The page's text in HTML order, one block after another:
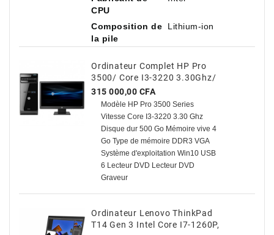
CPU
Composition de
la pile
Lithium-ion
Ordinateur Complet HP Pro
3500/ Core I3-3220 3.30Ghz/
500 Go HDD / 4 Go Avec TVA
Prix
315 000,00 CFA
Modèle HP Pro 3500 Series
Vitesse Core I3-3220 3.30 Ghz
Disque dur 500 Go Mémoire vive 4
Go Type de mémoire DDR3 VGA
Système d'exploitation Win10 USB
6 Lecteur DVD Lecteur DVD
Graveur
Ordinateur Lenovo ThinkPad
T14 Gen 3 Intel Core I7-1260P,